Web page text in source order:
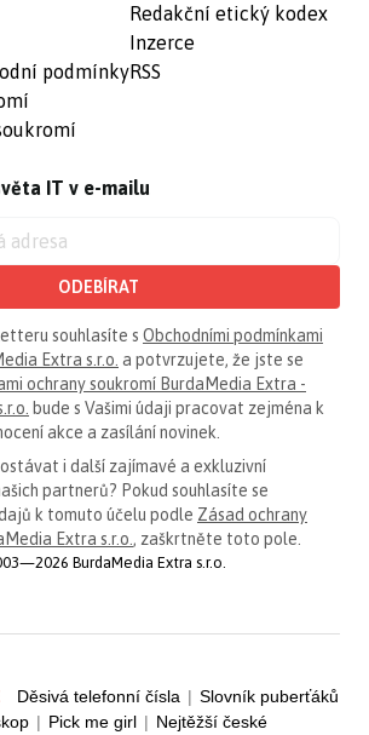
podmínky
Redakční etický kodex
Inzerce
RSS
IT v e-mailu
ODEBÍRAT
souhlasíte s Obchodními podmínkami
Extra s.r.o. a potvrzujete, že jste se
ochrany soukromí BurdaMedia Extra -
bude s Vašimi údaji pracovat zejména k
akce a zasílání novinek.
i další zajímavé a exkluzivní
partnerů? Pokud souhlasíte se
k tomuto účelu podle Zásad ochrany
Extra s.r.o. , zaškrtněte toto pole.
BurdaMedia Extra s.r.o.
Děsivá telefonní čísla | Slovník puberťáků
| Pick me girl | Nejtěžší české